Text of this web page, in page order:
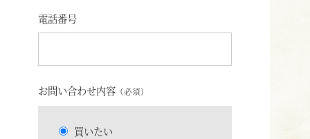
電話番号
お問い合わせ内容 （必須）
買いたい